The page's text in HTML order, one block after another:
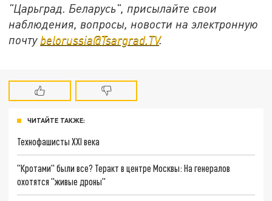
"Царьград. Беларусь", присылайте свои
наблюдения, вопросы, новости на электронную
почту belorussia@Tsargrad.TV.
ЧИТАЙТЕ ТАКЖЕ:
Технофашисты XXI века
"Кротами" были все? Теракт в центре Москвы: На генералов
охотятся "живые дроны"